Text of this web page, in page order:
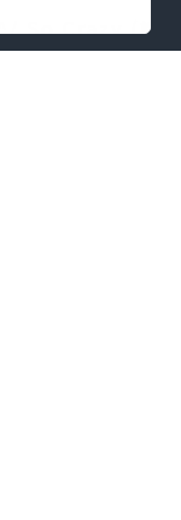
So Crazy (請